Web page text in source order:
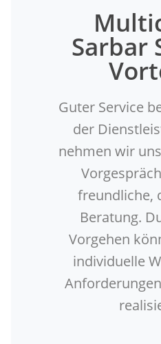
Sarbar
Guter Service
der
nehmen wir
freundliche,
Beratung.
Vorgehen
individuelle